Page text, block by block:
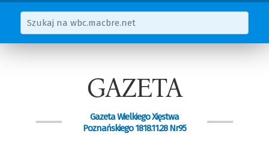
GAZETA
Gazeta Wielkiego Xięstwa
Poznańskiego 1818.11.28 Nr95